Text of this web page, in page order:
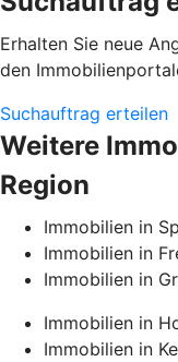
Erhalten Sie neue
den
Suchauftrag erteilen
Weitere
Region
Immobilien in
Immobilien in
Immobilien in
Immobilien in
Immobilien in